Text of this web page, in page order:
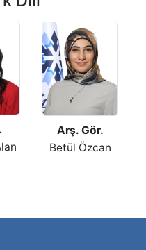
Arş. Gör.
Betül Özcan